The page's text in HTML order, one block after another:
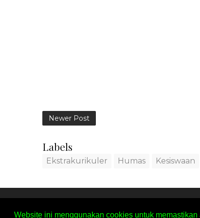
Website ini menggunakan cookies untuk
Newer Post
Labels
Ekstrakurikuler Humas Kesiswaan
SITEMAP PRIVACY POLICY